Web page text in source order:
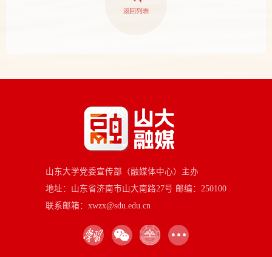
山东大学党委宣传部（融媒体中心）主办
地址：山东省济南市山大南路27号 邮编：250100
联系邮箱：xwzx@sdu.edu.cn